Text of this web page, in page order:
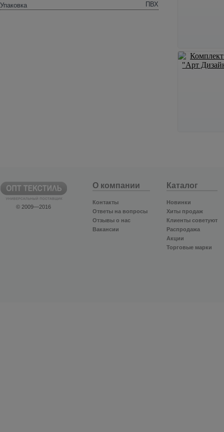
Упаковка
ПВХ
© 2009—2016
О компании
Контакты
Ответы на вопросы
Отзывы о нас
Вакансии
Каталог
Новинки
Хиты продаж
Клиенты советуют
Распродажа
Акции
Торговые марки